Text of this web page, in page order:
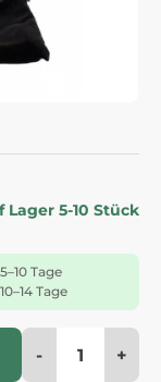
Lager 5-10 Stück
Tage
Tage
- +